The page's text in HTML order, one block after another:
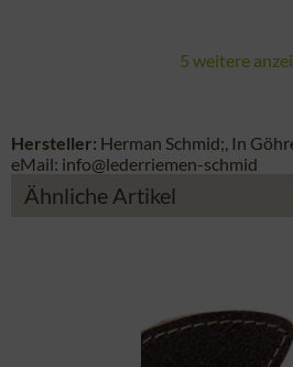
5 weitere
Hersteller: Herman Schmid;, In
eMail: info@lederriemen-schmid
Ähnliche Artikel